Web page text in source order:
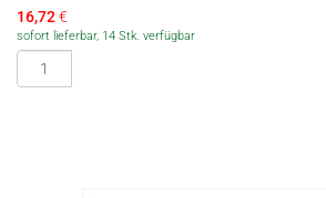
16,72€
sofort lieferbar, 14 Stk. verfügbar